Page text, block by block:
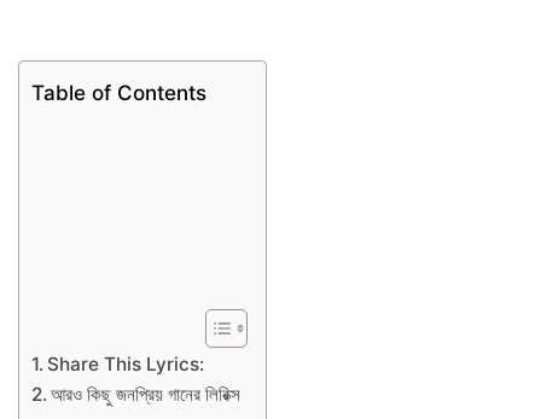
Table of Contents
Share This Lyrics:
আরও কিছু জনপ্রিয় গানের লিরিক্স